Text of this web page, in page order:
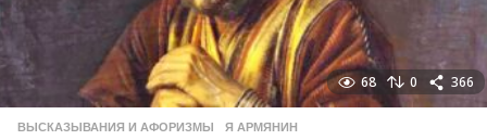
68 0 366
ВЫСКАЗЫВАНИЯ И АФОРИЗМЫ ,Я АРМЯНИН